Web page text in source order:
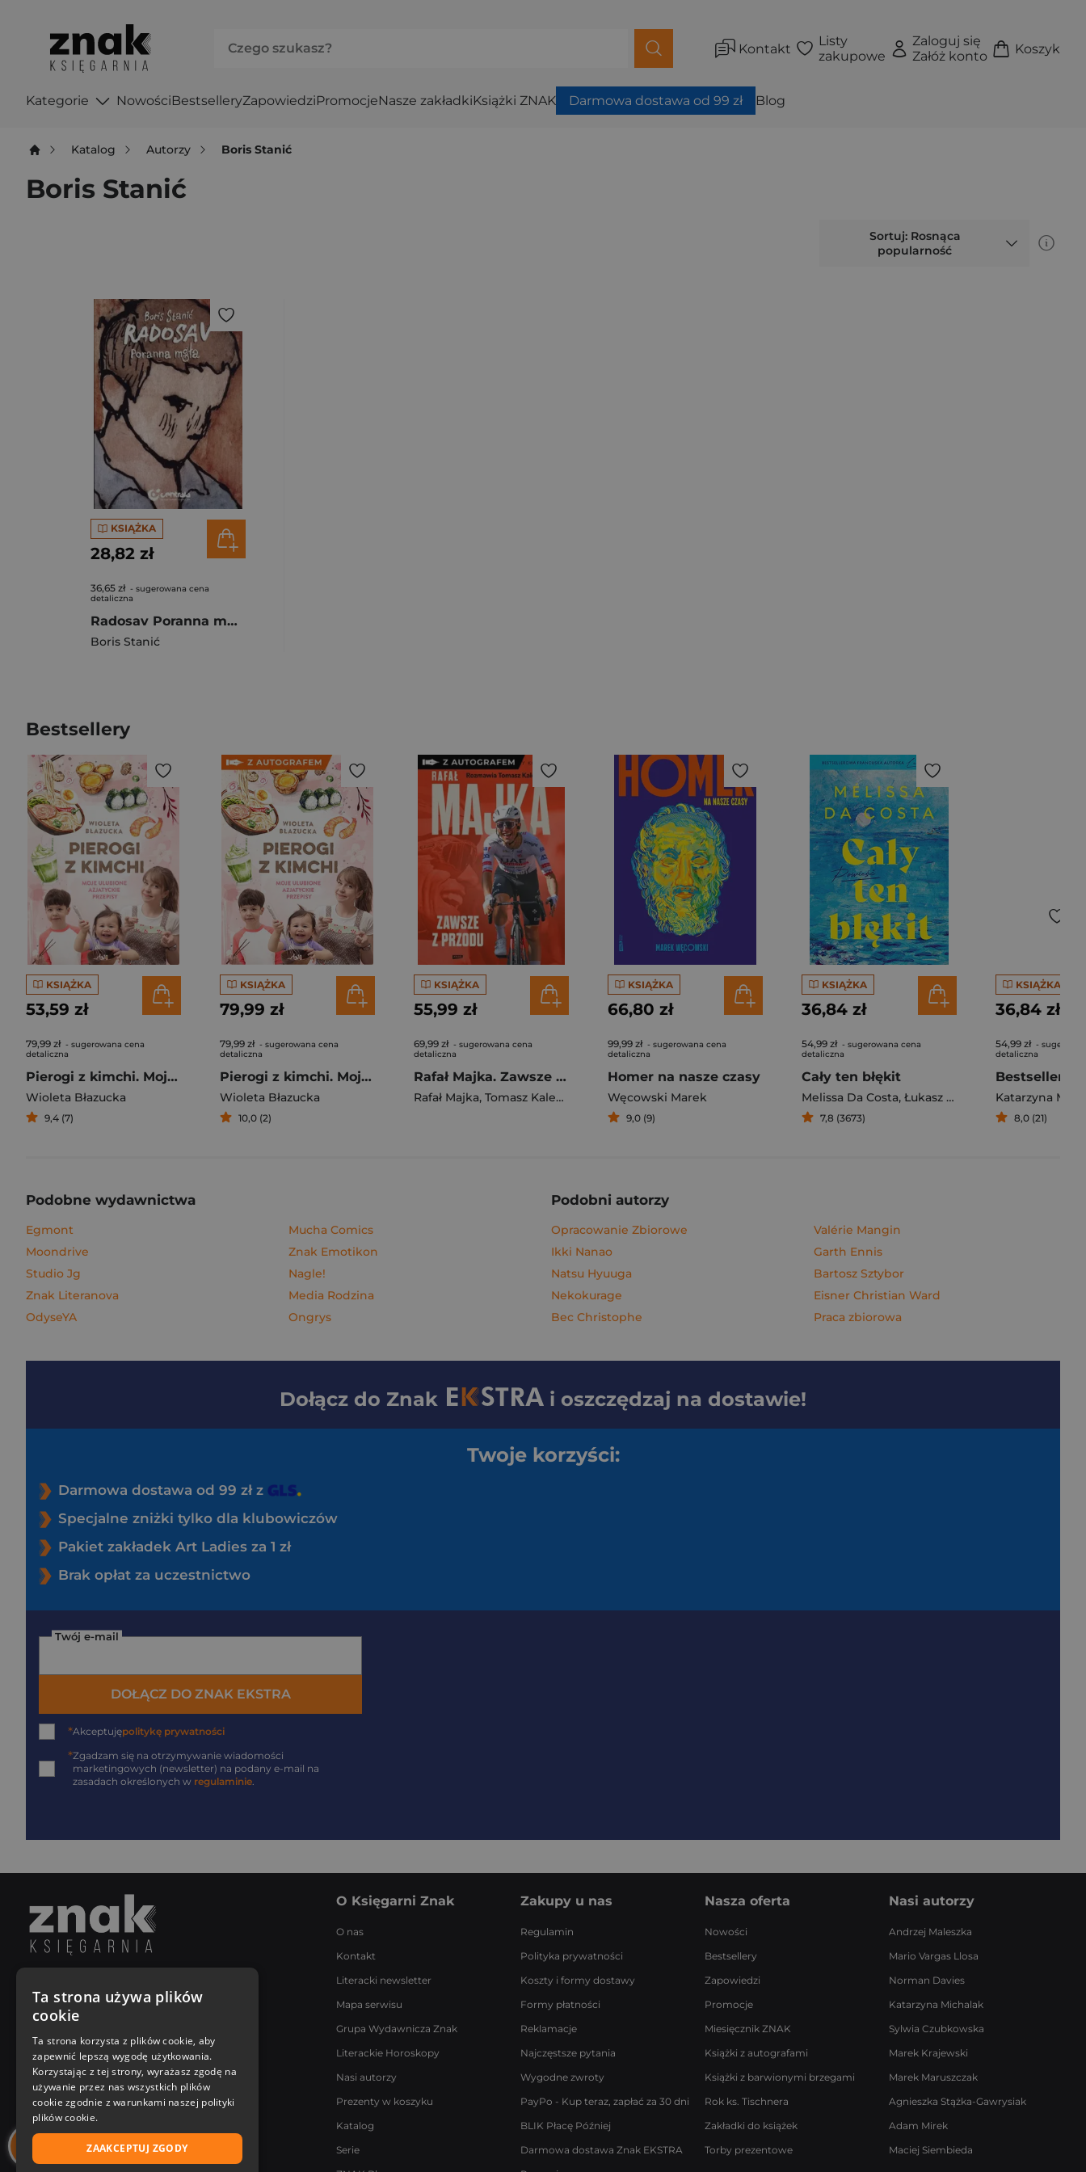
Kontakt
Listy
zakupowe
Zaloguj się
Załóż konto
Koszyk
Kategorie NowościBestselleryZapowiedziPromocjeNasze zakładkiKsiążki ZNAK Darmowa dostawa od 99 zł Blog
Katalog Autorzy Boris Stanić
Boris Stanić
Sortuj: Rosnąca
popularność
KSIĄŻKA
28,82 zł
36,65 zł - sugerowana cena
detaliczna
Radosav Poranna mgła
Boris Stanić
Bestsellery
KSIĄŻKA
53,59 zł
79,99 zł - sugerowana cena
detaliczna
Pierogi z kimchi. Moje ulubione azjatyckie przepisy
Wioleta Błazucka
9,4 (7)
KSIĄŻKA
79,99 zł
79,99 zł - sugerowana cena
detaliczna
Pierogi z kimchi. Moje ulubione azjatyckie przepisy - książka z autografem
Wioleta Błazucka
10,0 (2)
KSIĄŻKA
55,99 zł
69,99 zł - sugerowana cena
detaliczna
Rafał Majka. Zawsze z przodu. Rozmawia Tomasz Kalemba - książka z autografem
Rafał Majka, Tomasz Kalemba
KSIĄŻKA
66,80 zł
99,99 zł - sugerowana cena
detaliczna
Homer na nasze czasy
Węcowski Marek
9,0 (9)
KSIĄŻKA
36,84 zł
54,99 zł - sugerowana cena
detaliczna
Cały ten błękit
Melissa Da Costa, Łukasz Müller
7,8 (3673)
KSIĄŻKA
36,84 zł
54,99 zł -
detaliczna
Bestseller.
Katarzyna
8,0 (21)
Podobne wydawnictwa
Egmont
Moondrive
Studio Jg
Znak Literanova
OdyseYA
Mucha Comics
Znak Emotikon
Nagle!
Media Rodzina
Ongrys
Podobni autorzy
Opracowanie Zbiorowe
Ikki Nanao
Natsu Hyuuga
Nekokurage
Bec Christophe
Valérie Mangin
Garth Ennis
Bartosz Sztybor
Eisner Christian Ward
Praca zbiorowa
Dołącz do Znak i oszczędzaj na dostawie!
Twoje korzyści:
Darmowa dostawa od 99 zł z
Specjalne zniżki tylko dla klubowiczów
Pakiet zakładek Art Ladies za 1 zł
Brak opłat za uczestnictwo
Twój e-mail
DOŁĄCZ DO ZNAK EKSTRA
*Akceptujępolitykę prywatności
*Zgadzam się na otrzymywanie wiadomości
marketingowych (newsletter) na podany e-mail na
zasadach określonych w regulaminie.
Poniedziałek - Piątek
8:00 - 18:00
[email protected]
Bądź z nami na bieżąco
O Księgarni Znak
O nas
Kontakt
Literacki newsletter
Mapa serwisu
Grupa Wydawnicza Znak
Literackie Horoskopy
Nasi autorzy
Prezenty w koszyku
Katalog
Serie
Zakupy u nas
Regulamin
Polityka prywatności
Koszty i formy dostawy
Formy płatności
Reklamacje
Najczęstsze pytania
Wygodne zwroty
PayPo - Kup teraz, zapłać za 30 dni
BLIK Płacę Później
Darmowa dostawa Znak EKSTRA
Nasza oferta
Nowości
Bestsellery
Zapowiedzi
Promocje
Miesięcznik ZNAK
Książki z autografami
Książki z barwionymi brzegami
Rok ks. Tischnera
Zakładki do książek
Torby prezentowe
Nasi autorzy
Andrzej Maleszka
Mario Vargas Llosa
Norman Davies
Katarzyna Michalak
Sylwia Czubkowska
Marek Krajewski
Marek Maruszczak
Agnieszka Stążka-Gawrysiak
Adam Mirek
Maciej Siembieda
Ta strona używa plików
cookie
Ta strona korzysta z plików cookie, aby
zapewnić lepszą wygodę użytkowania.
Korzystając z tej strony, wyrażasz zgodę na
używanie przez nas wszystkich plików
cookie zgodnie z warunkami naszej polityki
plików cookie.
ZAAKCEPTUJ ZGODY